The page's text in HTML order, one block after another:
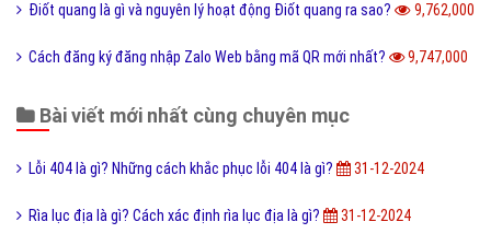
Điốt quang là gì và nguyên lý hoạt động Điốt quang ra sao? 9,762,000
Cách đăng ký đăng nhập Zalo Web bằng mã QR mới nhất? 9,747,000
Bài viết mới nhất cùng chuyên mục
Lỗi 404 là gì? Những cách khắc phục lỗi 404 là gì? 31-12-2024
Rìa lục địa là gì? Cách xác định rìa lục địa là gì? 31-12-2024